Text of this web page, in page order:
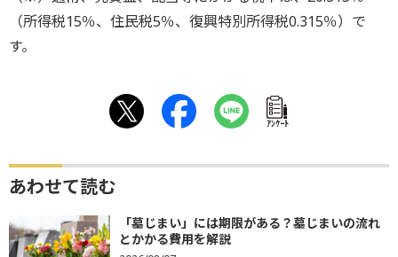
（所得税15％、住民税5％、復興特別所得税0.315％）で
す。
ｱﾝｹｰﾄ
あわせて読む
「墓じまい」には期限がある？墓じまいの流れ
とかかる費用を解説